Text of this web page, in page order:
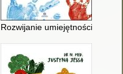
Rozwijanie umiejętności